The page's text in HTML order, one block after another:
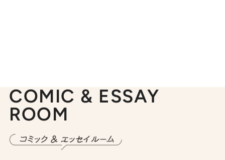
COMIC & ESSAY
ROOM